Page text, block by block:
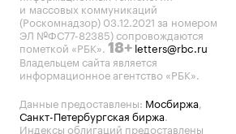
и массовых коммуникаций
(Роскомнадзор) 03.12.2021 за номером
ЭЛ №ФС77-82385) сопровождаются
пометкой «РБК». 18+ letters@rbc.ru
Владельцем сайта является
информационное агентство «РБК».
Данные предоставлены: Мосбиржа,
Санкт-Петербургская биржа.
Индексы облигаций предоставлены